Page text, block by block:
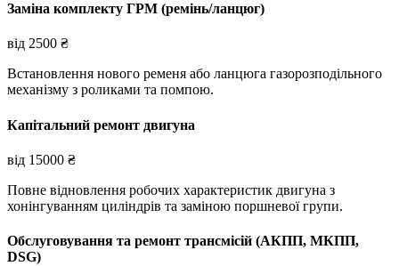
Заміна комплекту ГРМ (ремінь/ланцюг)
від 2500 ₴
Встановлення нового ременя або ланцюга газорозподільного
механізму з роликами та помпою.
Капітальний ремонт двигуна
від 15000 ₴
Повне відновлення робочих характеристик двигуна з
хонінгуванням циліндрів та заміною поршневої групи.
Обслуговування та ремонт трансмісій (АКПП, МКПП,
DSG)